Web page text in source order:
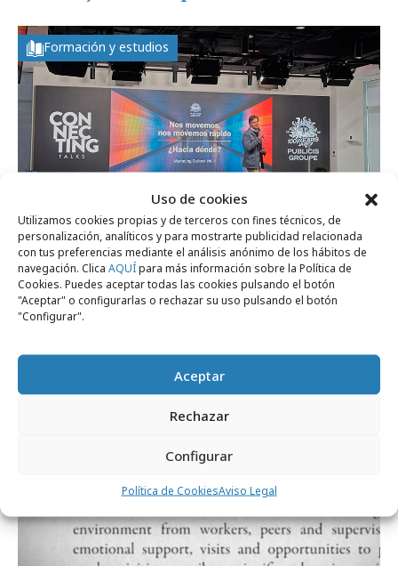
Uso de cookies
Utilizamos cookies propias y de terceros con fines técnicos, de
personalización, analíticos y para mostrarte publicidad relacionada
con tus preferencias mediante el análisis anónimo de los hábitos de
navegación. Clica AQUÍpara más información sobre la Política de
Cookies. Puedes aceptar todas las cookies pulsando el botón
"Aceptar" o configurarlas o rechazar su uso pulsando el botón
"Configurar".
Aceptar
Rechazar
Configurar
Política de CookiesAviso Legal
Formación y estudios
viernes, 13 de marzo 2026
Publicis Groupe presenta su estudio
“Marketing Outlook 2026”